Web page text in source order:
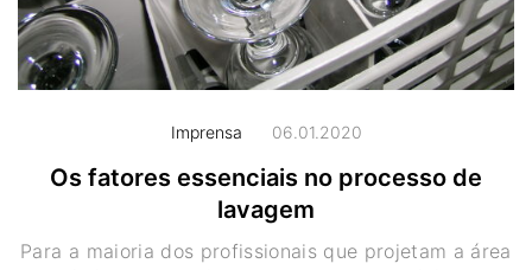
Imprensa 06.01.2020
Os fatores essenciais no processo de
lavagem
Para a maioria dos profissionais que projetam a área